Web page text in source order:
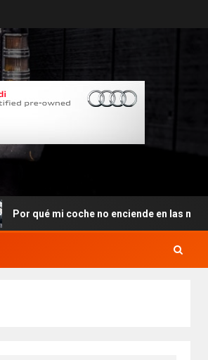
mi coche no enciende en las mañanas